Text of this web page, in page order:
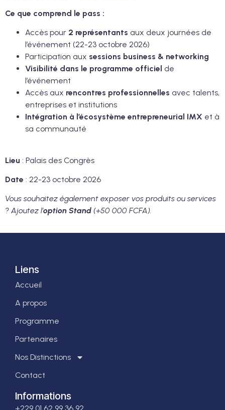
Ce que comprend le pass :
Accès pour 2 représentants aux deux journées de
l’événement (22-23 octobre 2026)
Participation aux sessions business & networking
Visibilité dans le programme officiel de
l’événement
Accès aux rencontres professionnelles avec talents,
entreprises et institutions
Intégration à l’écosystème entrepreneurial IMX et à
sa communauté
Lieu : Palais des Congrès
Date : 22-23 octobre 2026
Vous souhaitez également exposer vos produits ou services
? Ajoutez l’option Stand (+50 000 FCFA).
Liens
Accueil
A propos
Programme
Partenaires
Nos Distinctions
Contact
Informations